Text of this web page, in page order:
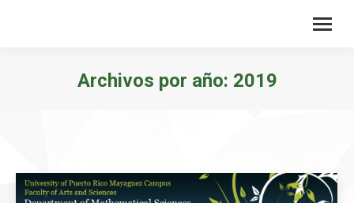
Archivos por año: 2019